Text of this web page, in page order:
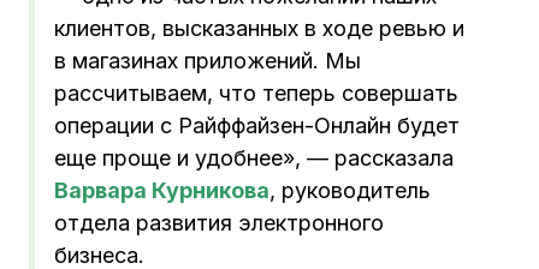
клиентов, высказанных в ходе ревью и
в магазинах приложений. Мы
рассчитываем, что теперь совершать
операции с Райффайзен-Онлайн будет
еще проще и удобнее», — рассказала
Варвара Курникова, руководитель
отдела развития электронного
бизнеса.